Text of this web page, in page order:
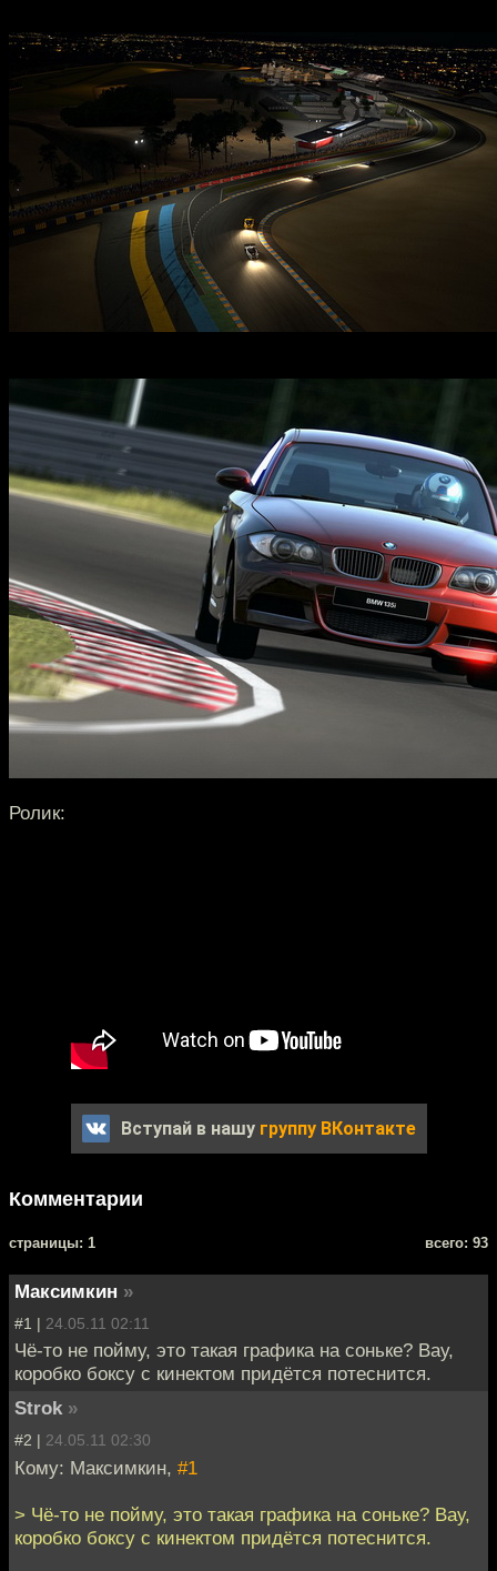
Ролик:
Вступай в нашу группу ВКонтакте
Комментарии
cтраницы: 1 всего: 93
Максимкин »
#1 | 24.05.11 02:11
Чё-то не пойму, это такая графика на соньке? Вау,
коробко боксу с кинектом придётся потеснится.
Strok »
#2 | 24.05.11 02:30
Кому: Максимкин, #1
> Чё-то не пойму, это такая графика на соньке? Вау,
коробко боксу с кинектом придётся потеснится.